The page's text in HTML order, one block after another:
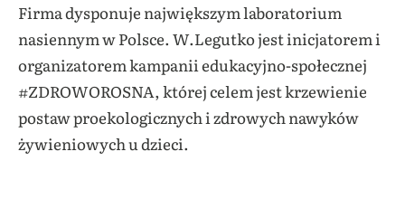
Firma dysponuje największym laboratorium
nasiennym w Polsce. W.Legutko jest inicjatorem i
organizatorem kampanii edukacyjno-społecznej
#ZDROWOROSNA, której celem jest krzewienie
postaw proekologicznych i zdrowych nawyków
żywieniowych u dzieci.